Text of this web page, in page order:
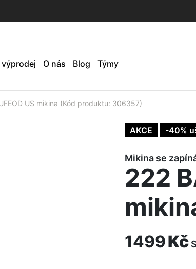
O nás Blog Týmy
US mikina (Kód produktu: 306357)
AKCE -40%
Mikina se
222
1499Kč